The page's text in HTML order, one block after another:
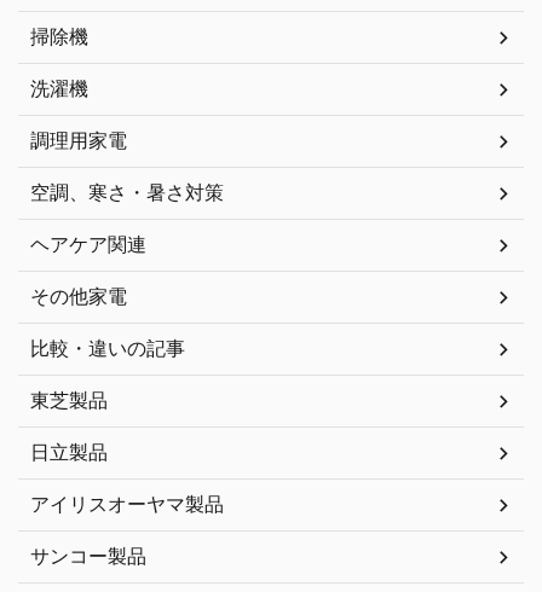
掃除機
洗濯機
調理用家電
空調、寒さ・暑さ対策
ヘアケア関連
その他家電
比較・違いの記事
東芝製品
日立製品
アイリスオーヤマ製品
サンコー製品